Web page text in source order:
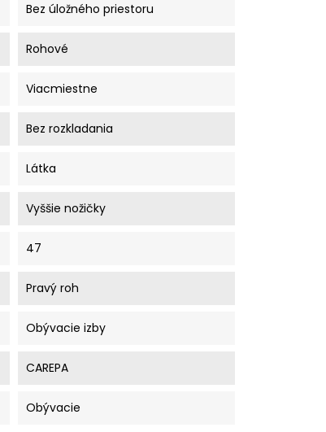
Bez úložného priestoru
Rohové
Viacmiestne
Bez rozkladania
Látka
Vyššie nožičky
47
Pravý roh
Obývacie izby
CAREPA
Obývacie